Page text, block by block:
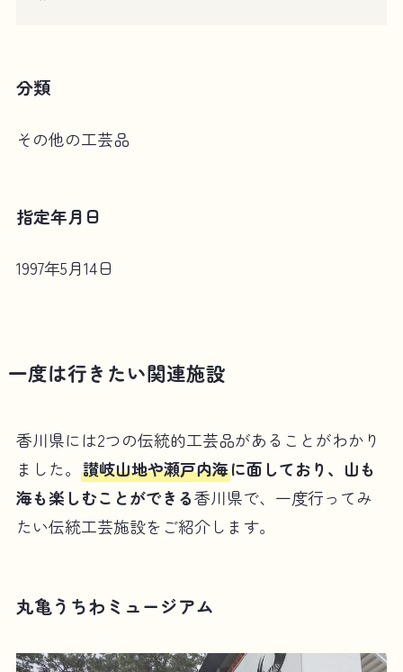
分類
その他の工芸品
指定年月日
1997年5月14日
一度は行きたい関連施設
香川県には2つの伝統的工芸品があることがわかり
ました。 讃岐山地や瀬戸内海に面しており、山も
海も楽しむことができる香川県で、一度行ってみ
たい伝統工芸施設をご紹介します。
丸亀うちわミュージアム